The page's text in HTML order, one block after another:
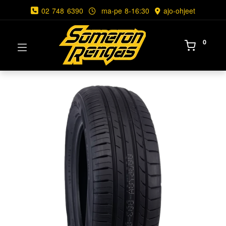
02 748 6390 ma-pe 8-16:30 ajo-ohjeet
0